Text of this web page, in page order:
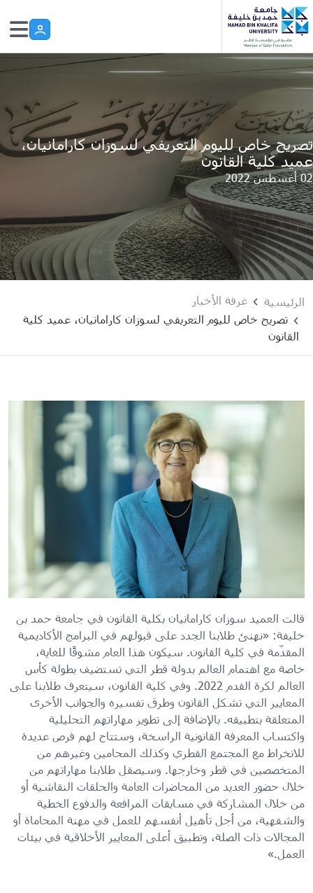
Skip to main content
تصريح خاص لليوم التعريفي لسوزان كارامانيان،
عميد كلية القانون
02 أغسطس 2022
الرئيسية
غرفة الأخبار
تصريح خاص لليوم التعريفي لسوزان كارامانيان، عميد كلية
القانون
قالت العميد سوزان كارامانيان بكلية القانون في جامعة حمد بن
خليفة: «نهنئ طلابنا الجدد على قبولهم في البرامج الأكاديمية
المقدّمة في كلية القانون. سيكون هذا العام مشوقًا للغاية،
خاصة مع اهتمام العالم بدولة قطر التي تستضيف بطولة كأس
العالم لكرة القدم 2022. وفي كلية القانون، سيتعرف طلابنا على
المعايير التي تشكل القانون وطرق تفسيره والجوانب الأخرى
المتعلقة بتطبيقه. بالإضافة إلى تطوير مهاراتهم التحليلية
واكتساب المعرفة القانونية الراسخة، وستتاح لهم فرص عديدة
للانخراط مع المجتمع القطري وكذلك المحامين وغيرهم من
المتخصصين في قطر وخارجها. وسيصقل طلابنا مهاراتهم من
خلال حضور العديد من المحاضرات العامة والحلقات النقاشية أو
من خلال المشاركة في مسابقات المرافعة والدفوع الخطية
والشفهية، من أجل تأهيل أنفسهم للعمل في مهنة المحاماة أو
المجالات ذات الصلة، وتطبيق أعلى المعايير الأخلاقية في بيئات
العمل.»